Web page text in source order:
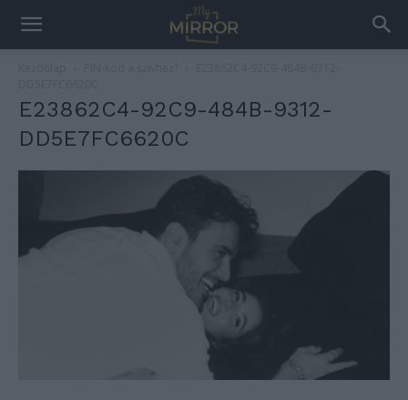
E23862C4-92C9-484B-9312-
DD5E7FC6620C